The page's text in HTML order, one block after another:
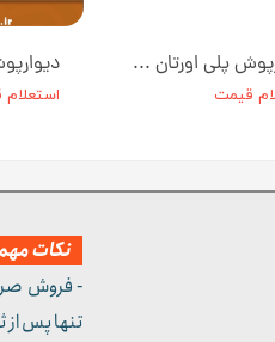
دیوارپوش پلی اورتان طرح سنگ رنگ طوسی تیره کد W002-2 ابعاد 110*37 سانت
قیمت
نکات
- فروش
تنها پس